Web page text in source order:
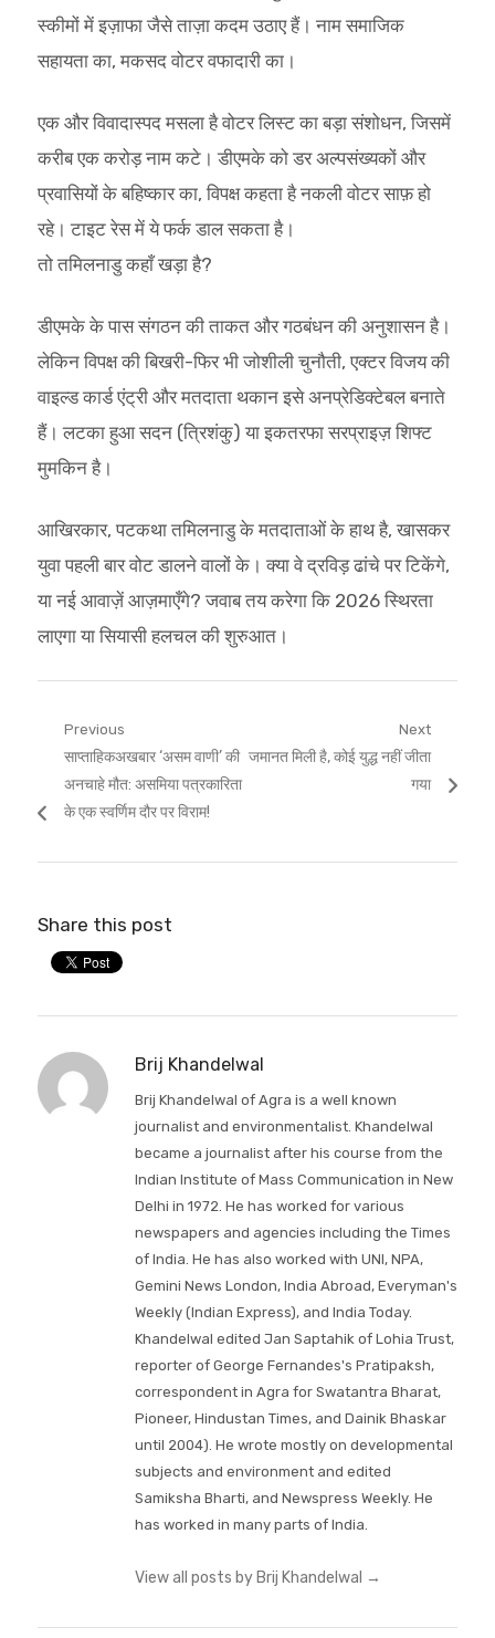
स्कीमों में इज़ाफा जैसे ताज़ा कदम उठाए हैं। नाम समाजिक
सहायता का, मकसद वोटर वफादारी का।
एक और विवादास्पद मसला है वोटर लिस्ट का बड़ा संशोधन, जिसमें
करीब एक करोड़ नाम कटे। डीएमके को डर अल्पसंख्यकों और
प्रवासियों के बहिष्कार का, विपक्ष कहता है नकली वोटर साफ़ हो
रहे। टाइट रेस में ये फर्क डाल सकता है।
तो तमिलनाडु कहाँ खड़ा है?
डीएमके के पास संगठन की ताकत और गठबंधन की अनुशासन है।
लेकिन विपक्ष की बिखरी-फिर भी जोशीली चुनौती, एक्टर विजय की
वाइल्ड कार्ड एंट्री और मतदाता थकान इसे अनप्रेडिक्टेबल बनाते
हैं। लटका हुआ सदन (त्रिशंकु) या इकतरफा सरप्राइज़ शिफ्ट
मुमकिन है।
आखिरकार, पटकथा तमिलनाडु के मतदाताओं के हाथ है, खासकर
युवा पहली बार वोट डालने वालों के। क्या वे द्रविड़ ढांचे पर टिकेंगे,
या नई आवाज़ें आज़माएँगे? जवाब तय करेगा कि 2026 स्थिरता
लाएगा या सियासी हलचल की शुरुआत।
Post
navigation
Previous
Previous
post:
साप्ताहिकअखबार ‘असम वाणी’ की
अनचाहे मौत: असमिया पत्रकारिता
के एक स्वर्णिम दौर पर विराम!
Next
Next
जमानत मिली है, कोई युद्ध नहीं जीता
गया
Share this post
Brij Khandelwal
Brij Khandelwal of Agra is a well known
journalist and environmentalist. Khandelwal
became a journalist after his course from the
Indian Institute of Mass Communication in New
Delhi in 1972. He has worked for various
newspapers and agencies including the Times
of India. He has also worked with UNI, NPA,
Gemini News London, India Abroad, Everyman's
Weekly (Indian Express), and India Today.
Khandelwal edited Jan Saptahik of Lohia Trust,
reporter of George Fernandes's Pratipaksh,
correspondent in Agra for Swatantra Bharat,
Pioneer, Hindustan Times, and Dainik Bhaskar
until 2004). He wrote mostly on developmental
subjects and environment and edited
Samiksha Bharti, and Newspress Weekly. He
has worked in many parts of India.
View all posts by Brij Khandelwal →